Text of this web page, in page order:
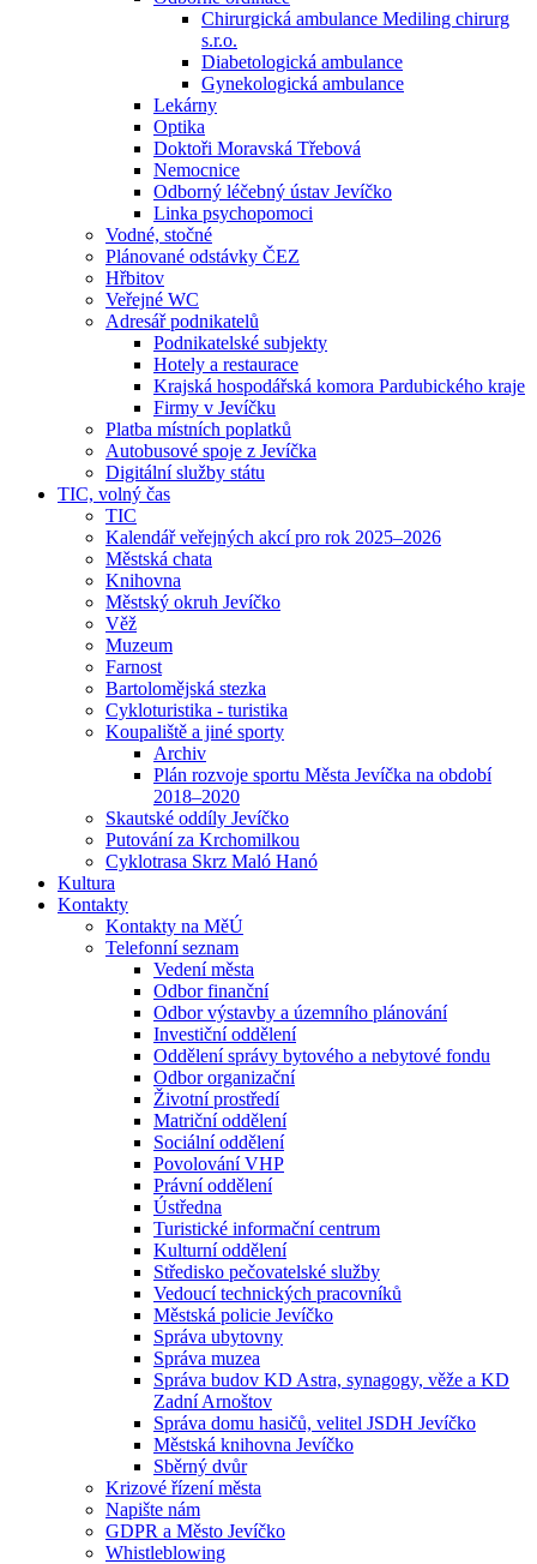
Chirurgická ambulance Mediling chirurg
s.r.o.
Diabetologická ambulance
Gynekologická ambulance
Lekárny
Optika
Doktoři Moravská Třebová
Nemocnice
Odborný léčebný ústav Jevíčko
Linka psychopomoci
Vodné, stočné
Plánované odstávky ČEZ
Hřbitov
Veřejné WC
Adresář podnikatelů
Podnikatelské subjekty
Hotely a restaurace
Krajská hospodářská komora Pardubického kraje
Firmy v Jevíčku
Platba místních poplatků
Autobusové spoje z Jevíčka
Digitální služby státu
TIC, volný čas
TIC
Kalendář veřejných akcí pro rok 2025–2026
Městská chata
Knihovna
Městský okruh Jevíčko
Věž
Muzeum
Farnost
Bartolomějská stezka
Cykloturistika - turistika
Koupaliště a jiné sporty
Archiv
Plán rozvoje sportu Města Jevíčka na období
2018–2020
Skautské oddíly Jevíčko
Putování za Krchomilkou
Cyklotrasa Skrz Maló Hanó
Kultura
Kontakty
Kontakty na MěÚ
Telefonní seznam
Vedení města
Odbor finanční
Odbor výstavby a územního plánování
Investiční oddělení
Oddělení správy bytového a nebytové fondu
Odbor organizační
Životní prostředí
Matriční oddělení
Sociální oddělení
Povolování VHP
Právní oddělení
Ústředna
Turistické informační centrum
Kulturní oddělení
Středisko pečovatelské služby
Vedoucí technických pracovníků
Městská policie Jevíčko
Správa ubytovny
Správa muzea
Správa budov KD Astra, synagogy, věže a KD
Zadní Arnoštov
Správa domu hasičů, velitel JSDH Jevíčko
Městská knihovna Jevíčko
Sběrný dvůr
Krizové řízení města
Napište nám
GDPR a Město Jevíčko
Whistleblowing